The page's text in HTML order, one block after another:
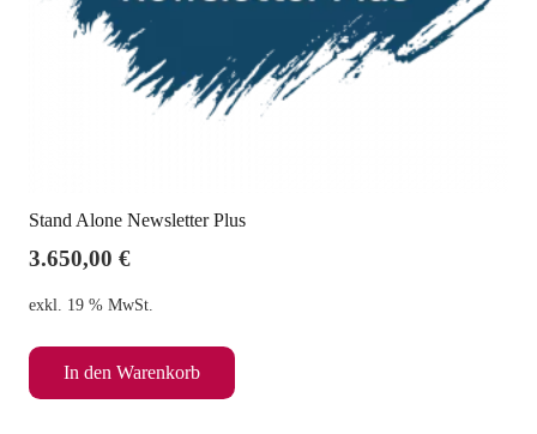
Stand Alone Newsletter Plus
3.650,00 €
exkl. 19 % MwSt.
In den Warenkorb